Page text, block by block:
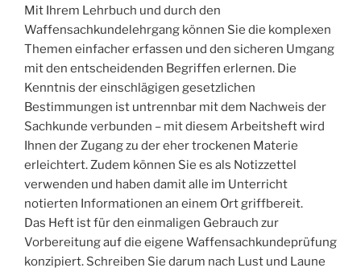
Mit Ihrem Lehrbuch und durch den
Waffensachkundelehrgang können Sie die komplexen
Themen einfacher erfassen und den sicheren Umgang
mit den entscheidenden Begriffen erlernen. Die
Kenntnis der einschlägigen gesetzlichen
Bestimmungen ist untrennbar mit dem Nachweis der
Sachkunde verbunden – mit diesem Arbeitsheft wird
Ihnen der Zugang zu der eher trockenen Materie
erleichtert. Zudem können Sie es als Notizzettel
verwenden und haben damit alle im Unterricht
notierten Informationen an einem Ort griffbereit.
Das Heft ist für den einmaligen Gebrauch zur
Vorbereitung auf die eigene Waffensachkundeprüfung
konzipiert. Schreiben Sie darum nach Lust und Laune